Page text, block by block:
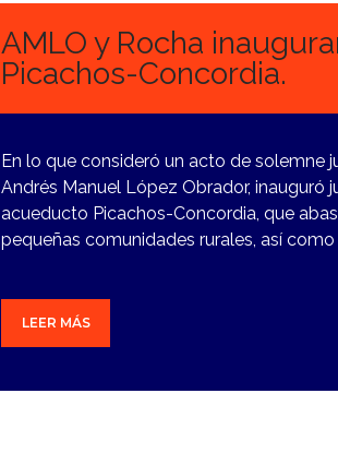
AMLO y Rocha
Picachos-Concordia.
En lo que consideró un acto de solemne
Andrés Manuel López Obrador,
acueducto Picachos-Concordia, que
pequeñas comunidades rurales, así
LEER MÁS